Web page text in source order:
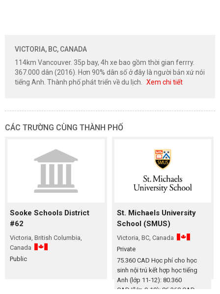
VICTORIA, BC, CANADA
114km Vancouver. 35p bay, 4h xe bao gồm thời gian ferrry.
367.000 dân (2016). Hơn 90% dân số ở đây là người bản xứ nói
tiếng Anh. Thành phố phát triển về du lịch.
Xem chi tiết
CÁC TRƯỜNG CÙNG THÀNH PHỐ
Sooke Schools District
#62
Victoria, British Columbia,
Canada
Public
St. Michaels University
School (SMUS)
Victoria, BC, Canada
Private
75.360 CAD Học phí cho học
sinh nội trú kết hợp học tiếng
Anh (lớp 11-12): 80.360
CAD/(lớp 9-10): 86.360 CAD